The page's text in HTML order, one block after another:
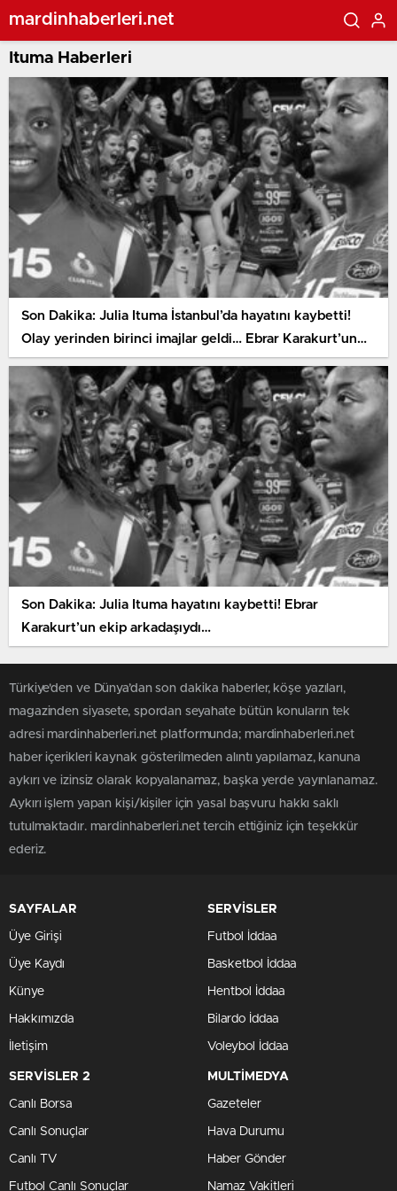
mardinhaberleri.net
Ituma Haberleri
Son Dakika: Julia Ituma İstanbul’da hayatını kaybetti!
Olay yerinden birinci imajlar geldi… Ebrar Karakurt’un
kadro arkadaşıydı…
Son Dakika: Julia Ituma hayatını kaybetti! Ebrar
Karakurt’un ekip arkadaşıydı…
Türkiye'den ve Dünya’dan son dakika haberler, köşe yazıları,
magazinden siyasete, spordan seyahate bütün konuların tek
adresi mardinhaberleri.net platformunda; mardinhaberleri.net
haber içerikleri kaynak gösterilmeden alıntı yapılamaz, kanuna
aykırı ve izinsiz olarak kopyalanamaz, başka yerde yayınlanamaz.
Aykırı işlem yapan kişi/kişiler için yasal başvuru hakkı saklı
tutulmaktadır. mardinhaberleri.net tercih ettiğiniz için teşekkür
ederiz.
SAYFALAR
Üye Girişi
Üye Kaydı
Künye
Hakkımızda
İletişim
SERVİSLER
Futbol İddaa
Basketbol İddaa
Hentbol İddaa
Bilardo İddaa
Voleybol İddaa
SERVİSLER 2
Canlı Borsa
Canlı Sonuçlar
Canlı TV
Futbol Canlı Sonuçlar
MULTİMEDYA
Gazeteler
Hava Durumu
Haber Gönder
Namaz Vakitleri